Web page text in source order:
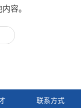
容。
联系方式